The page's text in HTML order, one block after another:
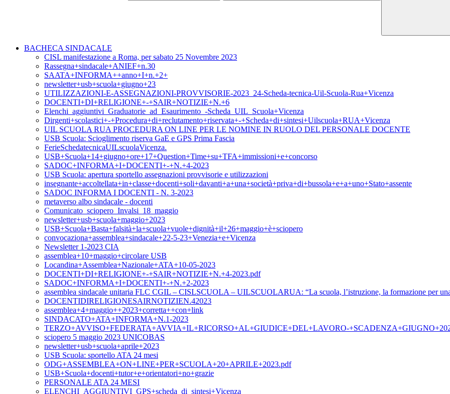
BACHECA SINDACALE
CISL manifestazione a Roma, per sabato 25 Novembre 2023
Rassegna+sindacale+ANIEF+n.30
SAATA+INFORMA++anno+I+n.+2+
newsletter+usb+scuola+giugno+23
UTILIZZAZIONI-E-ASSEGNAZIONI-PROVVISORIE-2023_24-Scheda-tecnica-Uil-Scuola-Rua+Vicenza
DOCENTI+DI+RELIGIONE+-+SAIR+NOTIZIE+N.+6
Elenchi_aggiuntivi_Graduatorie_ad_Esaurimento_-Scheda_UIL_Scuola+Vicenza
Dirgenti+scolastici+-+Procedura+di+reclutamento+riservata+-+Scheda+di+sintesi+Uilscuola+RUA+Vicenza
UIL SCUOLA RUA PROCEDURA ON LINE PER LE NOMINE IN RUOLO DEL PERSONALE DOCENTE
USB Scuola: Scioglimento riserva GaE e GPS Prima Fascia
FerieSchedatecnicaUILscuolaVicenza.
USB+Scuola+14+giugno+ore+17+Question+Time+su+TFA+immissioni+e+concorso
SADOC+INFORMA+I+DOCENTI+-+N.+4-2023
USB Scuola: apertura sportello assegnazioni provvisorie e utilizzazioni
insegnante+accoltellata+in+classe+docenti+soli+davanti+a+una+società+priva+di+bussola+e+a+uno+Stato+assente
SADOC INFORMA I DOCENTI - N. 3-2023
metaverso albo sindacale - docenti
Comunicato_sciopero_Invalsi_18_maggio
newsletter+usb+scuola+maggio+2023
USB+Scuola+Basta+falsità+la+scuola+vuole+dignità+il+26+maggio+è+sciopero
convocaziona+assemblea+sindacale+22-5-23+Venezia+e+Vicenza
Newsletter 1-2023 CIA
assemblea+10+maggio+circolare USB
Locandina+Assemblea+Nazionale+ATA+10-05-2023
DOCENTI+DI+RELIGIONE+-+SAIR+NOTIZIE+N.+4-2023.pdf
SADOC+INFORMA+I+DOCENTI+-+N.+2-2023
assemblea sindacale unitaria FLC CGIL – CISLSCUOLA – UILSCUOLARUA: “La scuola, l’istruzione, la formazione per
DOCENTIDIRELIGIONESAIRNOTIZIEN.42023
assemblea+4+maggio++2023+corretta++con+link
SINDACATO+ATA+INFORMA+N.1-2023
TERZO+AVVISO+FEDERATA+AVVIA+IL+RICORSO+AL+GIUDICE+DEL+LAVORO-
sciopero 5 maggio 2023 UNICOBAS
newsletter+usb+scuola+aprile+2023
USB Scuola: sportello ATA 24 mesi
ODG+ASSEMBLEA+ON+LINE+PER+SCUOLA+20+APRILE+2023.pdf
USB+Scuola+docenti+tutor+e+orientatori+no+grazie
PERSONALE ATA 24 MESI
ELENCHI_AGGIUNTIVI_GPS+scheda_di_sintesi+Vicenza